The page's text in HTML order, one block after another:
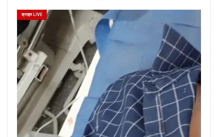
क्राइम LIVE